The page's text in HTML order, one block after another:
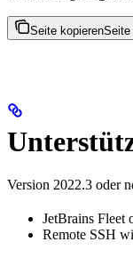
Seite kopierenSeite
Version 2022.3 oder
JetBrains Fleet
Remote SSH